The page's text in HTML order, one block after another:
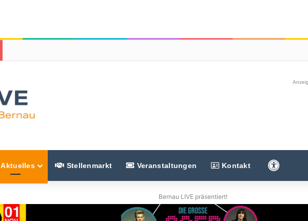
Aktuelles Stellenmarkt Veranstaltungen Kontakt
Bernau LIVE präsentiert!